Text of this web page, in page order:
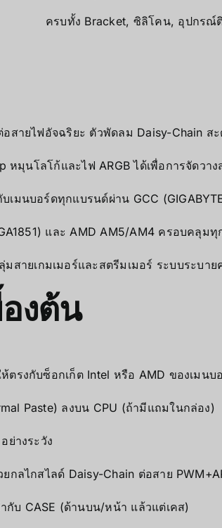
ครบทั้ง Bracket, ซิลิโคน, อุปกรณ์
อสายไฟอัจฉริยะ ตัวพัดลม Daisy-Chain ส
หมุนโลโก้และไฟ ARGB ได้เพื่อการจัดว
เมนบอร์ดทุกแบรนด์ผ่าน GCC
และ AMD AM5/AM4 ครอบคลุมทุ
ายเกมเมอร์และสตรีมเมอร์ ระบบระบาย
งต้น
รงกับซ็อกเก็ต Intel หรือ AMD ของเมนบ
Paste) ลงบน CPU (ถ้ามีแถมในกล่อง)
ย่างระวัง
ยกลไกสไลด์ Daisy-Chain ต่อสาย
กับ CASE (ด้านบน/หน้า แล้วแต่เคส)